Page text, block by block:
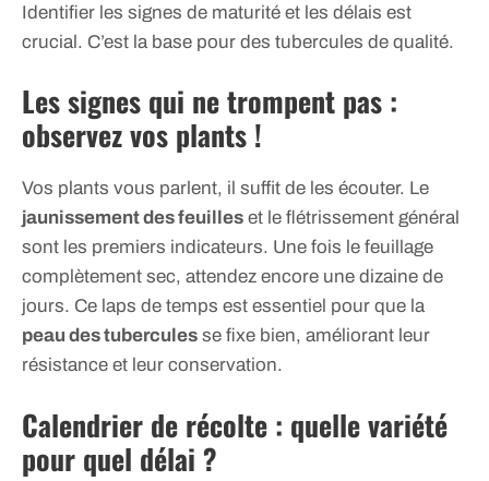
Identifier les signes de maturité et les délais est
crucial. C’est la base pour des tubercules de qualité.
Les signes qui ne trompent pas :
observez vos plants !
Vos plants vous parlent, il suffit de les écouter. Le
jaunissement des feuilles et le flétrissement général
sont les premiers indicateurs. Une fois le feuillage
complètement sec, attendez encore une dizaine de
jours. Ce laps de temps est essentiel pour que la
peau des tubercules se fixe bien, améliorant leur
résistance et leur conservation.
Calendrier de récolte : quelle variété
pour quel délai ?